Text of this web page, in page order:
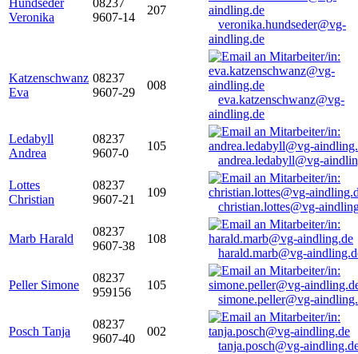
Hundseder
Veronika
08237
9607-14
207
veronika.hundseder@vg-
aindling.de
Katzenschwanz
Eva
08237
9607-29
008
eva.katzenschwanz@vg-
aindling.de
Ledabyll
Andrea
08237
9607-0
105
andrea.ledabyll@vg-
Lottes
Christian
08237
9607-21
109
christian.lottes@vg-
Marb Harald
08237
9607-38
108
harald.marb@vg-
Peller Simone
08237
959156
105
simone.peller@vg-
Posch Tanja
08237
9607-40
002
tanja.posch@vg-